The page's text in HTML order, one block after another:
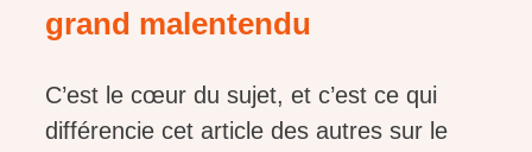
grand malentendu
C’est le cœur du sujet, et c’est ce qui
différencie cet article des autres sur le